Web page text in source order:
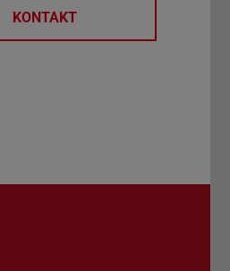
KONTAKT